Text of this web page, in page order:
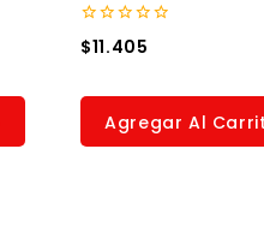
0
out
$11.405
Agregar Al